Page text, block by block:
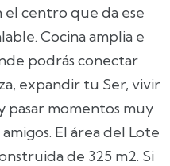
el centro que da ese
Cocina amplia e
podrás conectar
expandir tu Ser, vivir
pasar momentos muy
El área del Lote
de 325 m2. Si